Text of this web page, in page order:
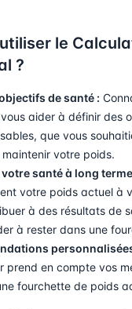
le
?
de santé :
aider à définir des
que vous
votre poids.
santé à long
votre poids actuel à
à des résultats de
à rester dans une
prend en compte vos
fourchette de poids